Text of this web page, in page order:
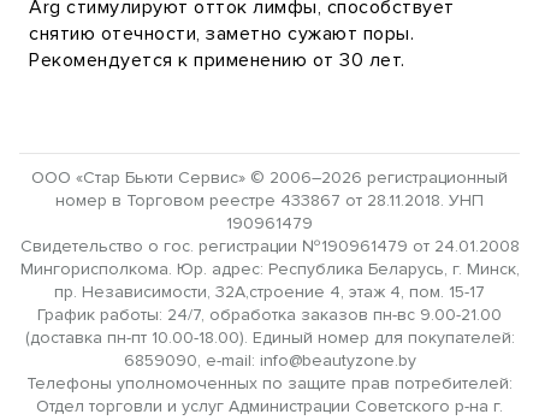
Arg стимулируют отток лимфы, способствует
снятию отечности, заметно сужают поры.
Рекомендуется к применению от 30 лет.
ООО «Стар Бьюти Сервис» © 2006–2026 регистрационный
номер в Торговом реестре 433867 от 28.11.2018. УНП
190961479
Свидетельство о гос. регистрации №190961479 от 24.01.2008
Мингорисполкома. Юр. адрес: Республика Беларусь, г. Минск,
пр. Независимости, 32А,строение 4, этаж 4, пом. 15-17
График работы: 24/7, обработка заказов пн-вс 9.00-21.00
(доставка пн-пт 10.00-18.00). Единый номер для покупателей:
6859090, e-mail: info@beautyzone.by
Телефоны уполномоченных по защите прав потребителей:
Отдел торговли и услуг Администрации Советского р-на г.